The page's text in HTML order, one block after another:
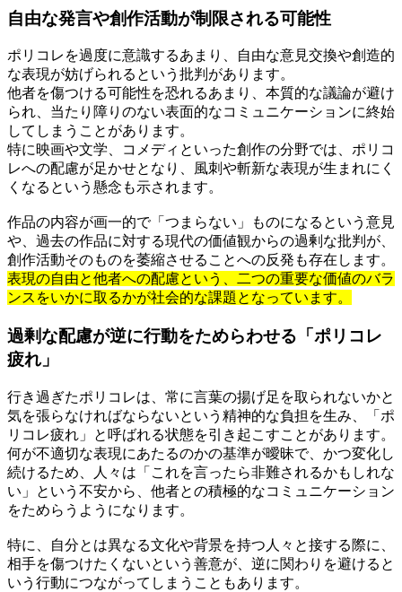
自由な発言や創作活動が制限される可能性
ポリコレを過度に意識するあまり、自由な意見交換や創造的
な表現が妨げられるという批判があります。
他者を傷つける可能性を恐れるあまり、本質的な議論が避け
られ、当たり障りのない表面的なコミュニケーションに終始
してしまうことがあります。
特に映画や文学、コメディといった創作の分野では、ポリコ
レへの配慮が足かせとなり、風刺や斬新な表現が生まれにく
くなるという懸念も示されます。
作品の内容が画一的で「つまらない」ものになるという意見
や、過去の作品に対する現代の価値観からの過剰な批判が、
創作活動そのものを萎縮させることへの反発も存在します。
表現の自由と他者への配慮という、二つの重要な価値のバラ
ンスをいかに取るかが社会的な課題となっています。
過剰な配慮が逆に行動をためらわせる「ポリコレ
疲れ」
行き過ぎたポリコレは、常に言葉の揚げ足を取られないかと
気を張らなければならないという精神的な負担を生み、「ポ
リコレ疲れ」と呼ばれる状態を引き起こすことがあります。
何が不適切な表現にあたるのかの基準が曖昧で、かつ変化し
続けるため、人々は「これを言ったら非難されるかもしれな
い」という不安から、他者との積極的なコミュニケーション
をためらうようになります。
特に、自分とは異なる文化や背景を持つ人々と接する際に、
相手を傷つけたくないという善意が、逆に関わりを避けると
いう行動につながってしまうこともあります。